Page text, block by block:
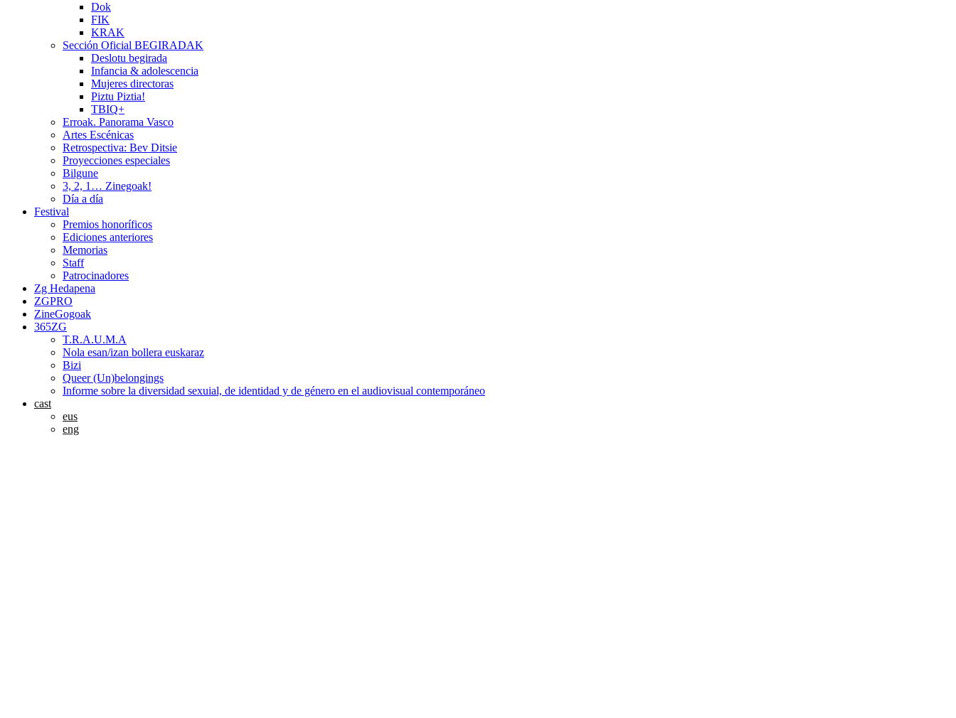
Dok
FIK
KRAK
Sección Oficial BEGIRADAK
Deslotu begirada
Infancia & adolescencia
Mujeres directoras
Piztu Piztia!
TBIQ+
Erroak. Panorama Vasco
Artes Escénicas
Retrospectiva: Bev Ditsie
Proyecciones especiales
Bilgune
3, 2, 1… Zinegoak!
Día a día
Festival
Premios honoríficos
Ediciones anteriores
Memorias
Staff
Patrocinadores
Zg Hedapena
ZGPRO
ZineGogoak
365ZG
T.R.A.U.M.A
Nola esan/izan bollera euskaraz
Bizi
Queer (Un)belongings
Informe sobre la diversidad sexuial, de identidad y de género en el audiovisual contemporáneo
cast
eus
eng